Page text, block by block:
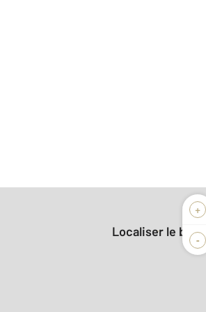
+
-
Localiser le bien